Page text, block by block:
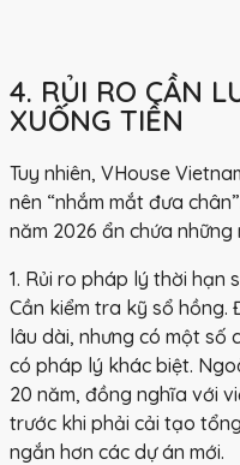
4. RỦI RO CẦN
XUỐNG TIỀN
Tuy nhiên, VHouse
nên “nhắm mắt đưa
năm 2026 ẩn chứa những
1. Rủi ro pháp lý thời hạn
Cần kiểm tra kỹ sổ hồng.
lâu dài, nhưng có một số
có pháp lý khác biệt.
20 năm, đồng nghĩa với
trước khi phải cải tạo
ngắn hơn các dự án mới.